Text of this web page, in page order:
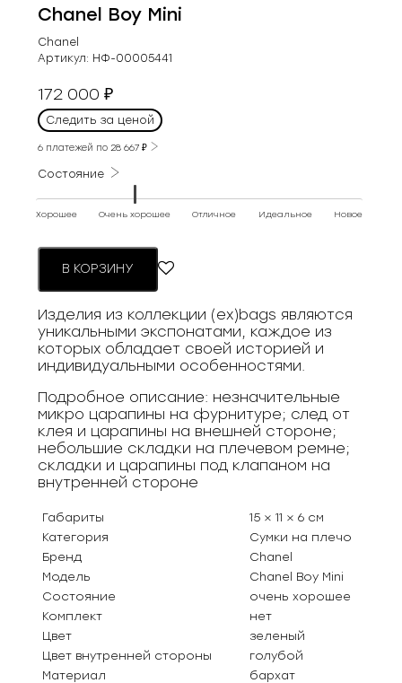
Chanel Boy Mini
Chanel
Артикул: НФ-00005441
172 000₽
Следить за ценой
6 платежей по28 667₽
Состояние
Хорошее Очень хорошее Отличное Идеальное Новое
В КОРЗИНУ
Изделия из коллекции (ex)bags являются
уникальными экспонатами, каждое из
которых обладает своей историей и
индивидуальными особенностями.
Подробное описание: незначительные
микро царапины на фурнитуре; след от
клея и царапины на внешней стороне;
небольшие складки на плечевом ремне;
складки и царапины под клапаном на
внутренней стороне
Габариты
15 × 11 × 6 см
Категория
Сумки на плечо
Бренд
Chanel
Модель
Chanel Boy Mini
Состояние
очень хорошее
Комплект
нет
Цвет
зеленый
Цвет внутренней стороны
голубой
Материал
бархат